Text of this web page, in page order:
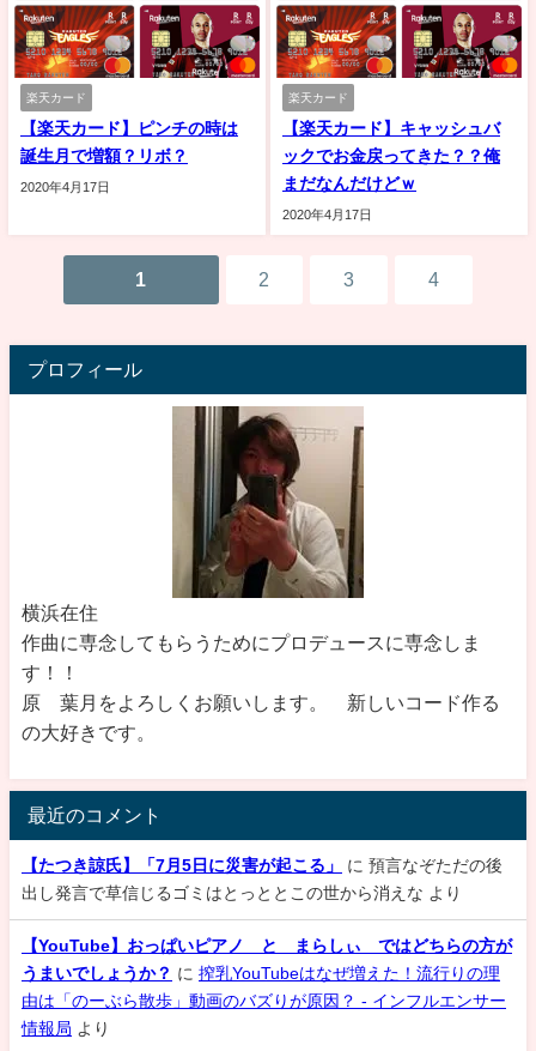
楽天カード
【楽天カード】ピンチの時は
誕生月で増額？リボ？
2020年4月17日
楽天カード
【楽天カード】キャッシュバ
ックでお金戻ってきた？？俺
まだなんだけどｗ
2020年4月17日
1 2 3 4
プロフィール
横浜在住
作曲に専念してもらうためにプロデュースに専念しま
す！！
原 葉月をよろしくお願いします。 新しいコード作る
の大好きです。
最近のコメント
【たつき諒氏】「7月5日に災害が起こる」 に 預言なぞただの後
出し発言で草信じるゴミはとっととこの世から消えな より
【YouTube】おっぱいピアノ と まらしぃ ではどちらの方が
うまいでしょうか？ に 搾乳YouTubeはなぜ増えた！流行りの理
由は「のーぶら散歩」動画のバズりが原因？ - インフルエンサー
情報局 より